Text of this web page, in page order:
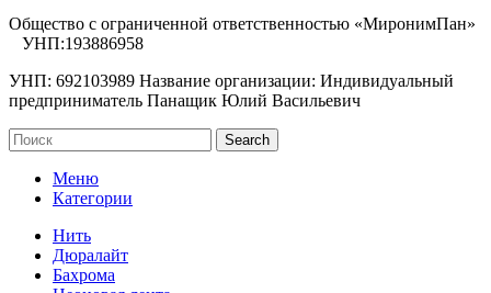
Общество с ограниченной ответственностью «МиронимПан»
УНП:193886958
УНП: 692103989 Название организации: Индивидуальный
предприниматель Панащик Юлий Васильевич
Search
Меню
Категории
Нить
Дюралайт
Бахрома